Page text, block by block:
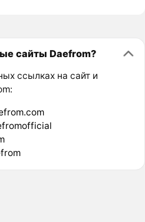
сайты Daefrom?
ссылках на сайт и